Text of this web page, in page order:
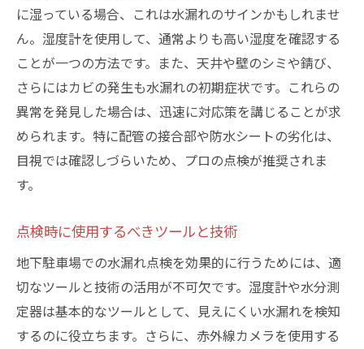
水漏れを放置しない！品川区での地下駐車場管
理の新常識
早期発見のための体制づくり
水漏れがもたらす経済的損失
住民への影響を最小限にする方法
長期的視野に立った施設管理
地下駐車場での水漏れを防ぐためのプロフェッ
ショナルなアドバイス
専門家からの意見を取り入れる方法
施工業者の選び方と契約の注意点
信頼できる漏水検査業者を見つける
に湿っている場合、これは水漏れのサインかもしれませ
ん。湿度計を使用して、通常よりも高い湿度を確認する
ことが一つの方法です。また、天井や壁のシミや錆び、
さらにはカビの発生も水漏れの初期症状です。これらの
異常を発見した場合は、迅速に対応策を講じることが求
められます。特に配管の接合部や防水シートの劣化は、
目視では確認しづらいため、プロの点検が推奨されま
す。
点検時に使用するべきツールと技術
地下駐車場での水漏れ点検を効果的に行うためには、適
切なツールと技術の活用が不可欠です。湿度計や水分測
定器は基本的なツールとして、見えにくい水漏れを検知
するのに役立ちます。さらに、赤外線カメラを使用する